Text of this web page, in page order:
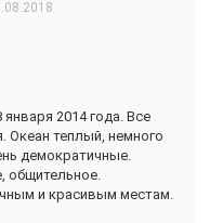
2014 года. Все
Океан теплый, немного
демократичные.
общительное.
и красивым местам.